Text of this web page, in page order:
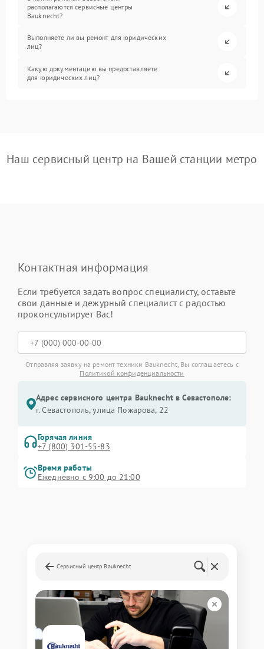
располагаются сервисные центры
Bauknecht?
Выполняете ли вы ремонт для юридических
лиц?
Какую документацию вы предоставляете
для юридических лиц?
Наш сервисный центр на Вашей станции метро
Контактная информация
Если требуется задать вопрос специалисту, оставьте
свои данные и дежурный специалист с радостью
проконсультирует Вас!
Отправляя заявку на ремонт техники Bauknecht, Вы соглашаетесь с
Политикой конфиденциальности
Адрес сервисного центра Bauknecht в Севастополе:
г. Севастополь, улица Пожарова, 22
Горячая линия
+7 (800) 301-55-83
Время работы
Ежедневно с 9:00 до 21:00
Сервисный центр Bauknecht